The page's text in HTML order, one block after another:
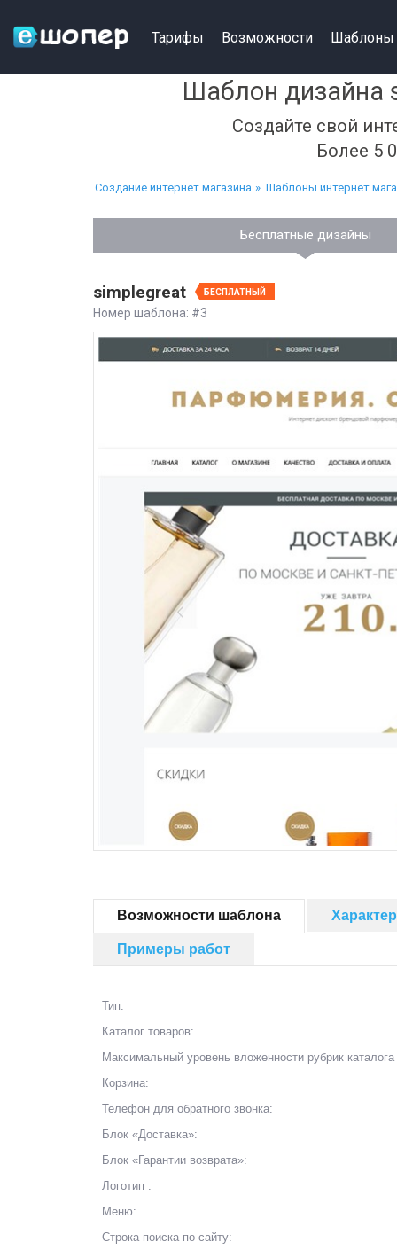
Тарифы Возможности Шаблоны
Шаблон дизайна
Создайте свой
Более 5
Создание интернет магазина Шаблоны интернет
Бесплатные дизайны
simplegreat БЕСПЛАТНЫЙ
Номер шаблона: #3
Возможности шаблона
Примеры работ
Тип:
Каталог товаров:
Максимальный уровень вложенности рубрик каталога
Корзина:
Телефон для обратного звонка:
Блок «Доставка»:
Блок «Гарантии возврата»:
Логотип :
Меню:
Строка поиска по сайту: